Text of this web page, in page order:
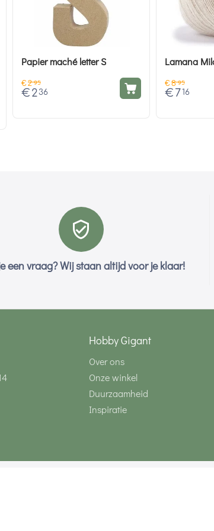
Papier maché letter S
€2 95
€ 2 36
Lamana
€8 95
€ 7 16
een vraag? Wij staan altijd voor je klaar!
Hobby Gigant
Over ons
Onze winkel
Duurzaamheid
Inspiratie